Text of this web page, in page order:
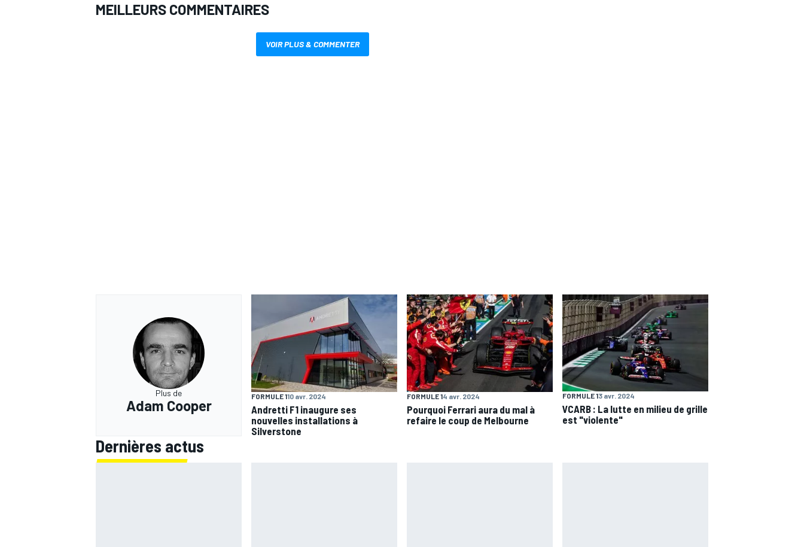
MEILLEURS COMMENTAIRES
VOIR PLUS & COMMENTER
Plus de
Adam Cooper
FORMULE 110 avr. 2024
Andretti F1 inaugure ses
nouvelles installations à
Silverstone
FORMULE 14 avr. 2024
Pourquoi Ferrari aura du mal à
refaire le coup de Melbourne
FORMULE 13 avr. 2024
VCARB : La lutte en milieu de grille
est "violente"
Dernières actus